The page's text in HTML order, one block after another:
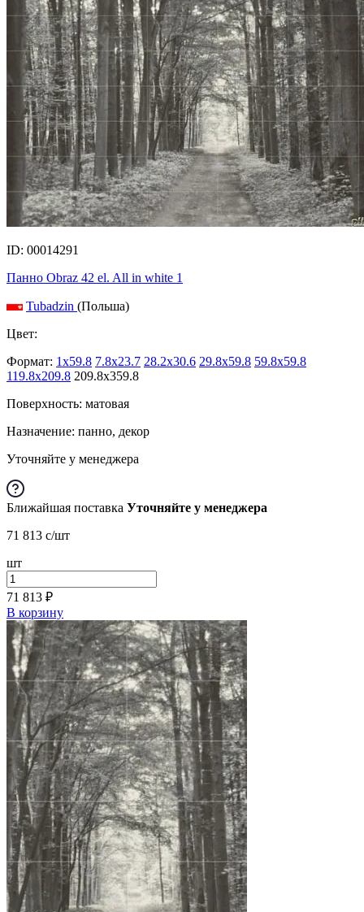
ID: 00014291
Панно Obraz 42 el. All in white 1
Tubadzin (Польша)
Цвет:
Формат: 1x59.8 7.8x23.7 28.2x30.6 29.8x59.8 59.8x59.8
119.8x209.8 209.8x359.8
Поверхность: матовая
Назначение: панно, декор
Уточняйте у менеджера
Ближайшая поставка Уточняйте у менеджера
71 813 c/шт
шт
71 813 ₽
В корзину